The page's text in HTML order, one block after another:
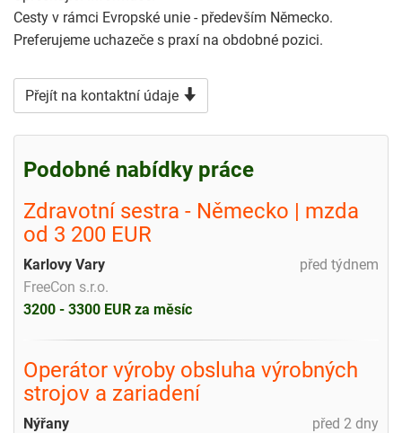
Cesty v rámci Evropské unie - především Německo.
Preferujeme uchazeče s praxí na obdobné pozici.
Přejít na kontaktní údaje
Podobné nabídky práce
Zdravotní sestra - Německo | mzda
od 3 200 EUR
před týdnem
Karlovy Vary
FreeCon s.r.o.
3200 - 3300 EUR za měsíc
Operátor výroby obsluha výrobných
strojov a zariadení
před 2 dny
Nýřany